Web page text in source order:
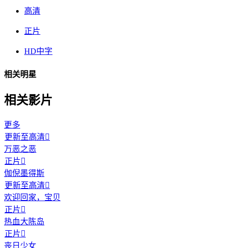
高清
正片
HD中字
相关明星
相关影片
更多
更新至高清
万恶之恶
正片
伽倪墨得斯
更新至高清
欢迎回家，宝贝
正片
热血大陈岛
正片
丧日少女